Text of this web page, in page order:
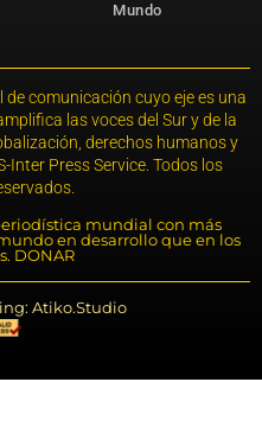
Mundo
comunicación cuyo eje es una
las voces del Sur y de la
derechos humanos y
Press Service. Todos los
mundial con más
en desarrollo que en los
DONAR
Atiko.Studio